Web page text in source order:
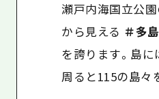
瀬戸内海国立公
から見える ＃多
を誇ります。島に
周ると115の島々